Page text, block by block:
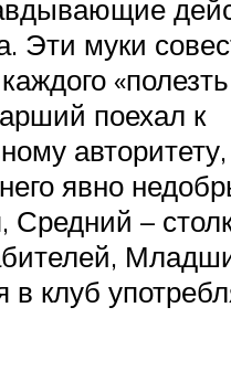
Эти муки
поехал к
явно
Средний –
в клуб